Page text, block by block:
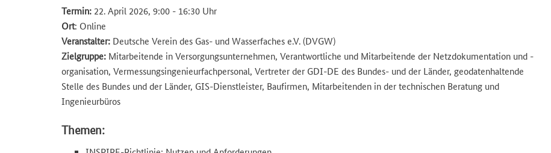
Termin: 22. April 2026, 9:00 - 16:30 Uhr
Ort: Online
Veranstalter: Deutsche Verein des Gas- und Wasserfaches e.V. (DVGW)
Zielgruppe: Mitarbeitende in Versorgungsunternehmen, Verantwortliche und Mitarbeitende der Netzdokumentation und -
organisation, Vermessungsingenieurfachpersonal, Vertreter der GDI-DE des Bundes- und der Länder, geodatenhaltende
Stelle des Bundes und der Länder, GIS-Dienstleister, Baufirmen, Mitarbeitenden in der technischen Beratung und
Ingenieurbüros
Themen: